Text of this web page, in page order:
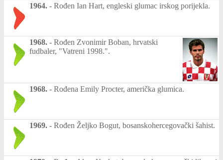
1964. - Rođen Ian Hart, engleski glumac irskog porijekla.
1968. - Rođen Zvonimir Boban, hrvatski
fudbaler, "Vatreni 1998.".
1968. - Rođena Emily Procter, američka glumica.
1969. - Rođen Željko Bogut, bosanskohercegovački šahist.